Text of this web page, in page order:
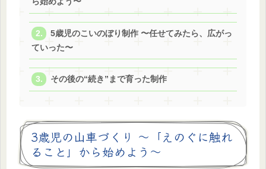
5歳児のこいのぼり制作 〜任せてみたら、広がっ
ていった〜
その後の“続き”まで育った制作
3歳児の山車づくり 〜「えのぐに触れ
ること」から始めよう〜